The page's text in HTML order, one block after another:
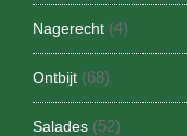
Nagerecht (4)
Ontbijt (68)
Salades (52)